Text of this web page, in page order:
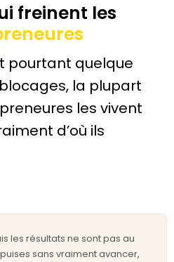
freinent les
pourtant quelque
la plupart
les vivent
d’où ils
les résultats ne sont pas au
sans vraiment avancer,